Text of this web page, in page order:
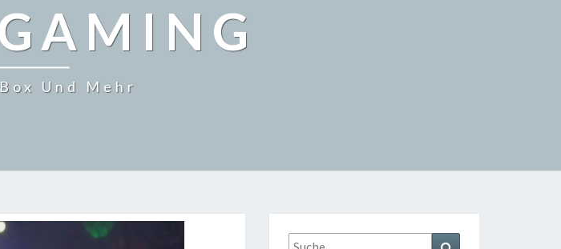
Und Mehr
Suche